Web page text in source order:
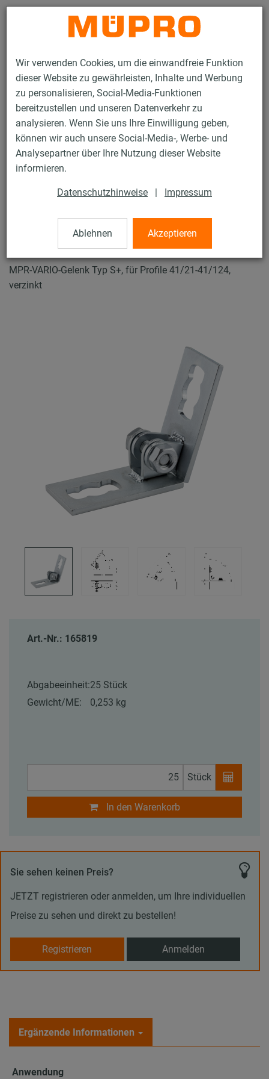
Wir verwenden Cookies, um die einwandfreie Funktion
dieser Website zu gewährleisten, Inhalte und Werbung
zu personalisieren, Social-Media-Funktionen
bereitzustellen und unseren Datenverkehr zu
analysieren. Wenn Sie uns Ihre Einwilligung geben,
können wir auch unsere Social-Media-, Werbe- und
Analysepartner über Ihre Nutzung dieser Website
informieren.
Datenschutzhinweise | Impressum
Ablehnen Akzeptieren
Kontakt
Produkte Befestigungstechnik
Lüftungsbefestigung
Installationsschienen für die Lüftungsbefestigung
MPR-Systemschienen (leichter bis mittlerer Lastbereich)
MPR-VARIO-Gelenk Typ S+
37 / 64
MPR-VARIO-Gelenk Typ S+
MPR-VARIO-Gelenk Typ S+, für Profile 41/21-41/124,
verzinkt
Art.-Nr.: 165819
Abgabeeinheit:25 Stück
Gewicht/ME:
0,253 kg
Stück
In den Warenkorb
Sie sehen keinen Preis?
JETZT registrieren oder anmelden, um Ihre individuellen
Preise zu sehen und direkt zu bestellen!
Registrieren Anmelden
Ergänzende Informationen
Anwendung